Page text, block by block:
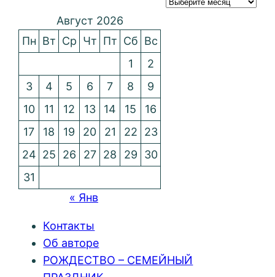
Август 2026
Пн Вт Ср Чт Пт Сб Вс
1
2
3
4 5 6 7 8
9
10
11 12 13 14 15
16
17
18 19 20 21 22
23
24 25 26 27 28 29
30
31
« Янв
Контакты
Об авторе
РОЖДЕСТВО – СЕМЕЙНЫЙ